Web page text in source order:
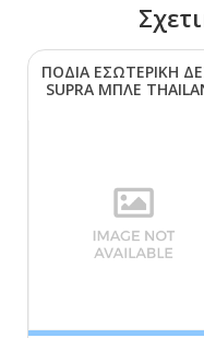
ΠΟΔΙΑ ΕΣΩΤΕΡΙΚΗ
SUΡRΑ ΜΠΛΕ